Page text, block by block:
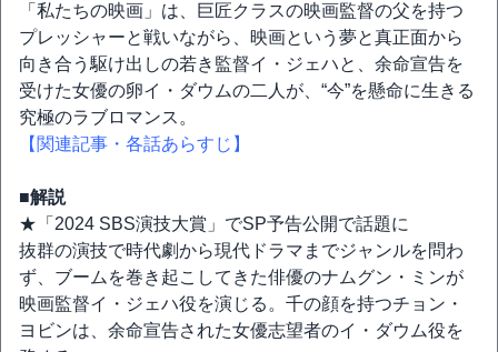
「私たちの映画」は、巨匠クラスの映画監督の父を持つ
プレッシャーと戦いながら、映画という夢と真正面から
向き合う駆け出しの若き監督イ・ジェハと、余命宣告を
受けた女優の卵イ・ダウムの二人が、“今”を懸命に生きる
究極のラブロマンス。
【関連記事・各話あらすじ】
■解説
★「2024 SBS演技大賞」でSP予告公開で話題に
抜群の演技で時代劇から現代ドラマまでジャンルを問わ
ず、ブームを巻き起こしてきた俳優のナムグン・ミンが
映画監督イ・ジェハ役を演じる。千の顔を持つチョン・
ヨビンは、余命宣告された女優志望者のイ・ダウム役を